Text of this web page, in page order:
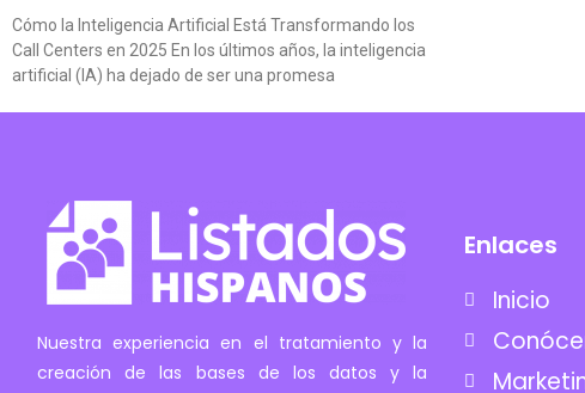
Cómo la Inteligencia Artificial Está Transformando los
Call Centers en 2025 En los últimos años, la inteligencia
artificial (IA) ha dejado de ser una promesa
Nuestra experiencia en el tratamiento y la
creación de las bases de los datos y la
Enlaces
Inicio